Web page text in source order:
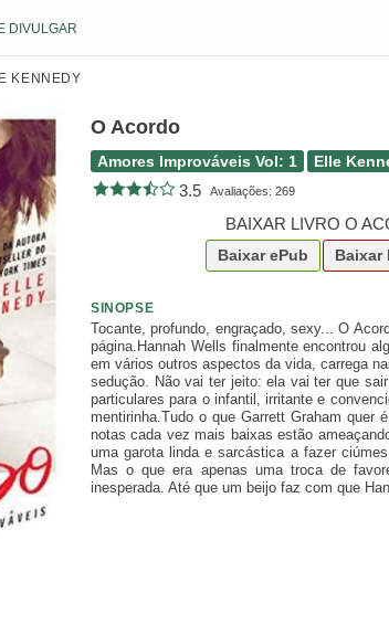
DIVULGAR
KENNEDY
O Acordo
Amores Improváveis Vol: 1 Elle
3.5
Avaliações: 269
BAIXAR LIVRO O
Baixar ePub Baixar
SINOPSE
Tocante, profundo, engraçado, sexy... O
página.Hannah Wells finalmente encontrou
em vários outros aspectos da vida, carrega
sedução. Não vai ter jeito: ela vai ter que
particulares para o infantil, irritante e
mentirinha.Tudo o que Garrett Graham quer
notas cada vez mais baixas estão
uma garota linda e sarcástica a fazer
Mas o que era apenas uma troca de
inesperada. Até que um beijo faz com que